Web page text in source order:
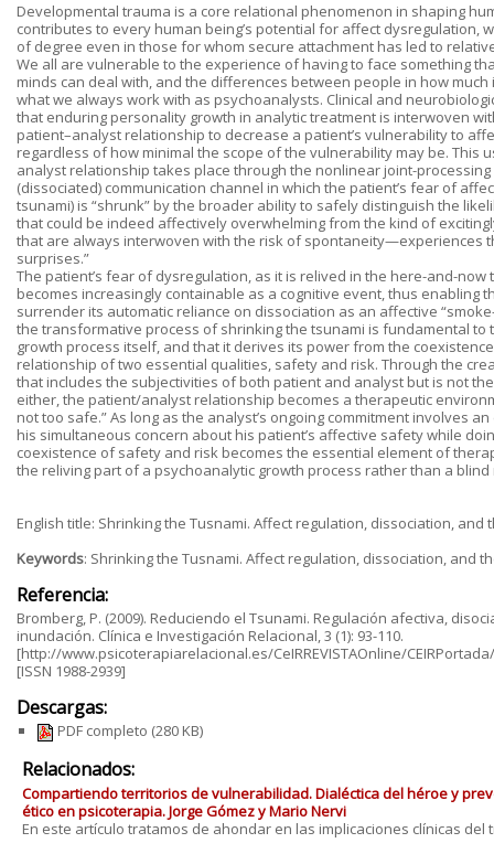
Developmental trauma is a core relational phenomenon in shaping
contributes to every human being’s potential for affect dysregulation,
of degree even in those for whom secure attachment has led to
We all are vulnerable to the experience of having to face something
minds can deal with, and the differences between people in how
what we always work with as psychoanalysts. Clinical and
that enduring personality growth in analytic treatment is interwoven
patient–analyst relationship to decrease a patient’s vulnerability to
regardless of how minimal the scope of the vulnerability may be. This
analyst relationship takes place through the nonlinear joint-
(dissociated) communication channel in which the patient’s fear of
tsunami) is “shrunk” by the broader ability to safely distinguish the
that could be indeed affectively overwhelming from the kind of
that are always interwoven with the risk of spontaneity—experiences
surprises.”
The patient’s fear of dysregulation, as it is relived in the here-and-now
becomes increasingly containable as a cognitive event, thus enabling
surrender its automatic reliance on dissociation as an affective
the transformative process of shrinking the tsunami is fundamental to
growth process itself, and that it derives its power from the
relationship of two essential qualities, safety and risk. Through the
that includes the subjectivities of both patient and analyst but is not
either, the patient/analyst relationship becomes a therapeutic
not too safe.” As long as the analyst’s ongoing commitment involves
his simultaneous concern about his patient’s affective safety while
coexistence of safety and risk becomes the essential element of
the reliving part of a psychoanalytic growth process rather than a
English title: Shrinking the Tusnami. Affect regulation, dissociation,
Keywords: Shrinking the Tusnami. Affect regulation, dissociation, and
Referencia:
Bromberg, P. (2009). Reduciendo el Tsunami. Regulación afectiva,
inundación. Clínica e Investigación Relacional, 3 (1): 93-110.
[http://www.psicoterapiarelacional.es/CeIRREVISTAOnline/
[ISSN 1988-2939]
Descargas:
PDF completo (280 KB)
Relacionados:
Compartiendo territorios de vulnerabilidad. Dialéctica del héroe y
ético en psicoterapia. Jorge Gómez y Mario Nervi
En este artículo tratamos de ahondar en las implicaciones clínicas del